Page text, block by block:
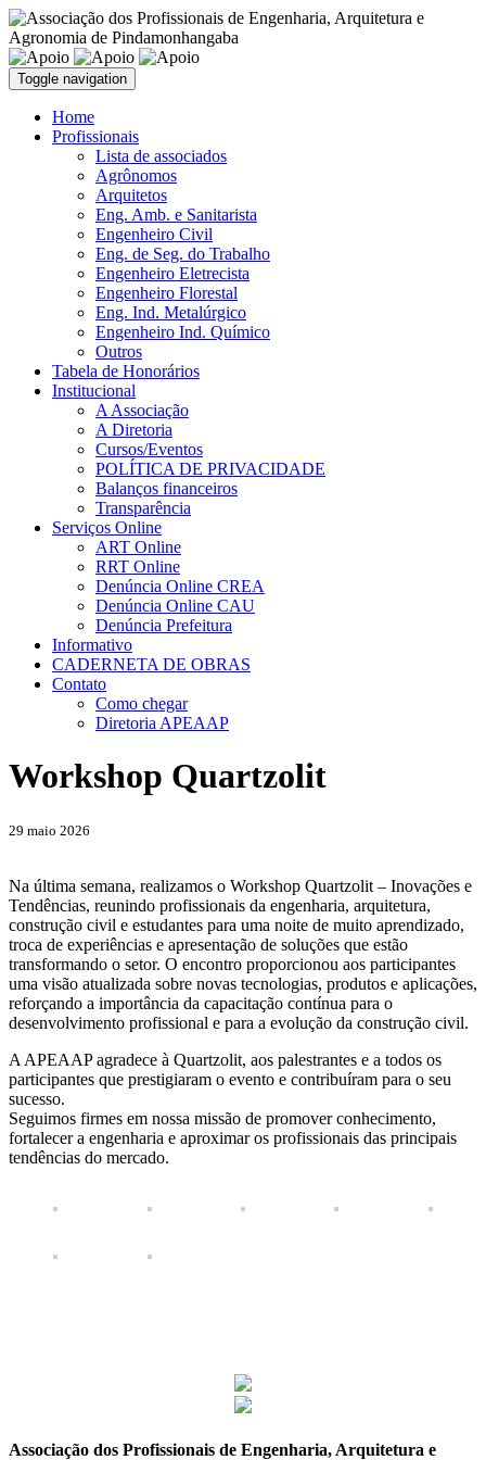
Toggle navigation
Home
Profissionais
Lista de associados
Agrônomos
Arquitetos
Eng. Amb. e Sanitarista
Engenheiro Civil
Eng. de Seg. do Trabalho
Engenheiro Eletrecista
Engenheiro Florestal
Eng. Ind. Metalúrgico
Engenheiro Ind. Químico
Outros
Tabela de Honorários
Institucional
A Associação
A Diretoria
Cursos/Eventos
POLÍTICA DE PRIVACIDADE
Balanços financeiros
Transparência
Serviços Online
ART Online
RRT Online
Denúncia Online CREA
Denúncia Online CAU
Denúncia Prefeitura
Informativo
CADERNETA DE OBRAS
Contato
Como chegar
Diretoria APEAAP
Workshop Quartzolit
29 maio 2026
Na última semana, realizamos o Workshop Quartzolit – Inovações e
Tendências, reunindo profissionais da engenharia, arquitetura,
construção civil e estudantes para uma noite de muito aprendizado,
troca de experiências e apresentação de soluções que estão
transformando o setor. O encontro proporcionou aos participantes
uma visão atualizada sobre novas tecnologias, produtos e aplicações,
reforçando a importância da capacitação contínua para o
desenvolvimento profissional e para a evolução da construção civil.
A APEAAP agradece à Quartzolit, aos palestrantes e a todos os
participantes que prestigiaram o evento e contribuíram para o seu
sucesso.
Seguimos firmes em nossa missão de promover conhecimento,
fortalecer a engenharia e aproximar os profissionais das principais
tendências do mercado.
Associação dos Profissionais de Engenharia, Arquitetura e